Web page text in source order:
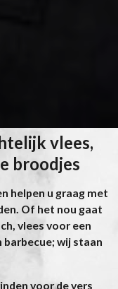
vlees,
broodjes
helpen u graag met
Of het nou gaat
vlees voor een
wij staan
voor de vers